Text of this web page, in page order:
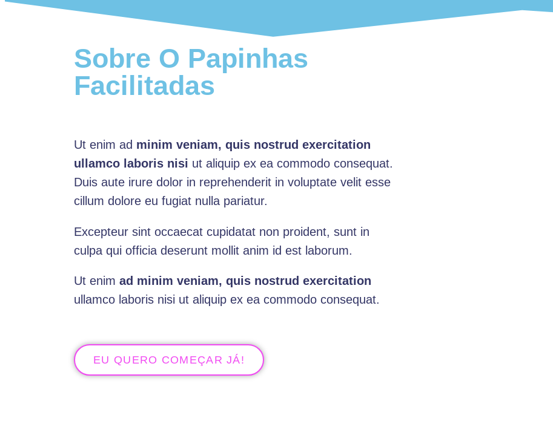
Sobre O Papinhas
Facilitadas
Ut enim ad minim veniam, quis nostrud exercitation
ullamco laboris nisi ut aliquip ex ea commodo consequat.
Duis aute irure dolor in reprehenderit in voluptate velit esse
cillum dolore eu fugiat nulla pariatur.
Excepteur sint occaecat cupidatat non proident, sunt in
culpa qui officia deserunt mollit anim id est laborum.
Ut enim ad minim veniam, quis nostrud exercitation
ullamco laboris nisi ut aliquip ex ea commodo consequat.
EU QUERO COMEÇAR JÁ!